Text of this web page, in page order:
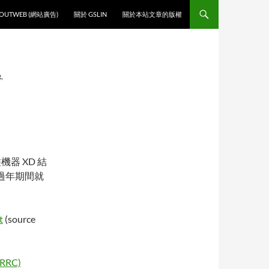
(網站廣告)
關於 GSLIN 關於本站文章的版權
,
器 XD 結
年期間就
(source